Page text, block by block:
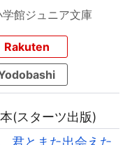
学館ジュニア文庫
Rakuten
(スターツ出版)
君とまた出会えた